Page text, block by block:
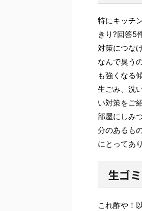
特にキッチ
きり?回答5
対策につな
なんで臭う
も強くなる
生ごみ、洗
い対策をご
部屋にしみ
分のあるも
にとってあ
生ゴ
これ酢や！